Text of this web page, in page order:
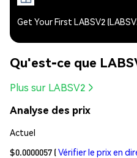
Get Your First LABSV2
Qu'est-ce que
Plus sur LABSV2
Analyse des prix
Actuel
$0.0000057 (Vérifier le prix en